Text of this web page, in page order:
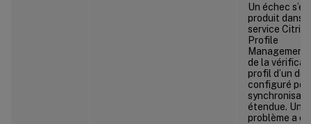
Un échec
produit dans
service Citrix
Profile
Management
de la
profil d’un
configuré
étendue. Un
problème a